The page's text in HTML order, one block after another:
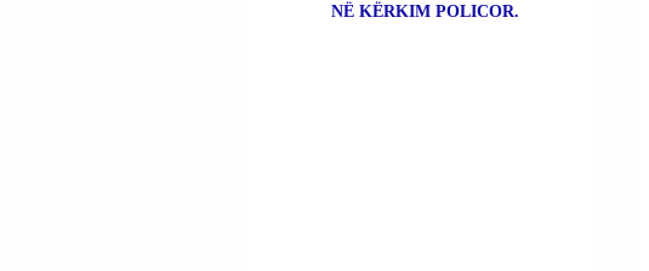
NË KËRKIM POLICOR.